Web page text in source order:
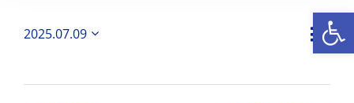
Nap
2025.07.09